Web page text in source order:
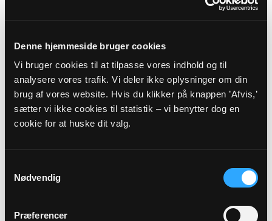
Denne hjemmeside bruger cookies
Vi bruger cookies til at tilpasse vores indhold og til
analysere vores trafik. Vi deler ikke oplysninger om din
brug af vores website. Hvis du klikker på knappen ’Afvis,’
sætter vi ikke cookies til statistik – vi benytter dog en
cookie for at huske dit valg.
Nødvendig
Præferencer
Sognepræst (kirkebogsfører)
Søren Tolstrup Christensen